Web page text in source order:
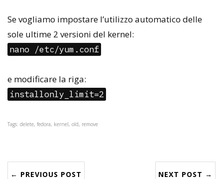
Se vogliamo impostare l’utilizzo automatico delle
sole ultime 2 versioni del kernel:
nano /etc/yum.conf
e modificare la riga:
installonly_limit=2
Tags: delete, fedora, kernel, old, remove
← PREVIOUS POST NEXT POST →